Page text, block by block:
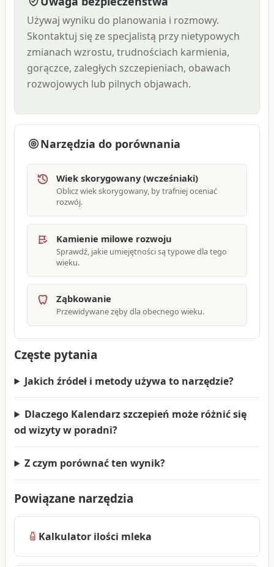
Używaj wyniku do planowania i rozmowy.
Skontaktuj się ze specjalistą przy nietypowych
zmianach wzrostu, trudnościach karmienia,
gorączce, zaległych szczepieniach, obawach
rozwojowych lub pilnych objawach.
Narzędzia do porównania
Wiek skorygowany (wcześniaki)
Oblicz wiek skorygowany, by trafniej oceniać
rozwój.
Kamienie milowe rozwoju
Sprawdź, jakie umiejętności są typowe dla tego
wieku.
Ząbkowanie
Przewidywane zęby dla obecnego wieku.
Częste pytania
Jakich źródeł i metody używa to narzędzie?
Dlaczego Kalendarz szczepień może różnić się
od wizyty w poradni?
Z czym porównać ten wynik?
Powiązane narzędzia
Kalkulator ilości mleka